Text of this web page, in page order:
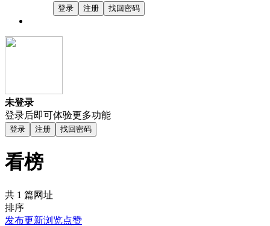
登录 注册 找回密码
未登录
登录后即可体验更多功能
登录 注册 找回密码
看榜
共 1 篇网址
排序
发布更新浏览点赞